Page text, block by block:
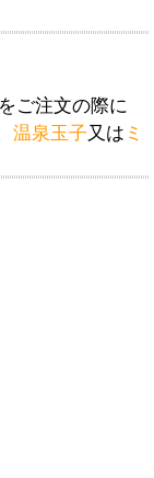
ご注文の際に
温泉玉子又は ミ